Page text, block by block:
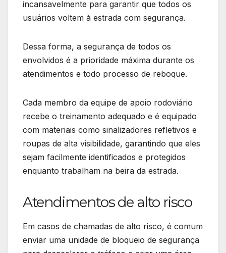
incansavelmente para garantir que todos os
usuários voltem à estrada com segurança.
Dessa forma, a segurança de todos os
envolvidos é a prioridade máxima durante os
atendimentos e todo processo de reboque.
Cada membro da equipe de apoio rodoviário
recebe o treinamento adequado e é equipado
com materiais como sinalizadores refletivos e
roupas de alta visibilidade, garantindo que eles
sejam facilmente identificados e protegidos
enquanto trabalham na beira da estrada.
Atendimentos de alto risco
Em casos de chamadas de alto risco, é comum
enviar uma unidade de bloqueio de segurança